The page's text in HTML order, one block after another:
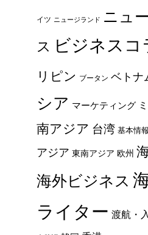
イツ ニュージランド ニュ
ス ビジネスコ
リピン ブータン ベトナ
シア マーケティング
南アジア 台湾 基本情
アジア 東南アジア 欧州
海外ビジネス
ライター 渡航・